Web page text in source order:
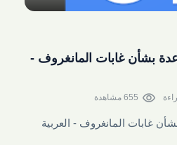
بشأن غابات المانغروف -
visibility 655 مشاهدة
غابات المانغروف - العربية